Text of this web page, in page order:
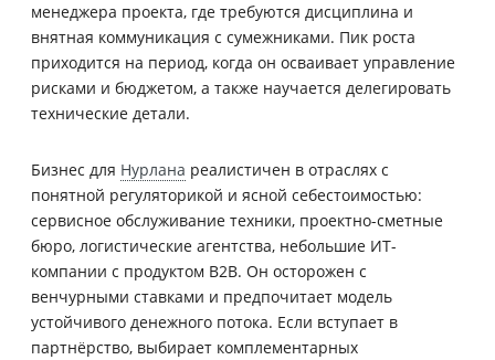
менеджера проекта, где требуются дисциплина и
внятная коммуникация с сумежниками. Пик роста
приходится на период, когда он осваивает управление
рисками и бюджетом, а также научается делегировать
технические детали.
Бизнес для Нурлана реалистичен в отраслях с
понятной регуляторикой и ясной себестоимостью:
сервисное обслуживание техники, проектно-сметные
бюро, логистические агентства, небольшие ИТ-
компании с продуктом B2B. Он осторожен с
венчурными ставками и предпочитает модель
устойчивого денежного потока. Если вступает в
партнёрство, выбирает комплементарных